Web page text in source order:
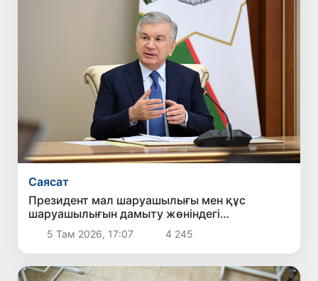
Саясат
Президент мал шаруашылығы мен құс
шаруашылығын дамыту жөніндегі
шаралармен танысты
5 Там 2026, 17:07 4 245